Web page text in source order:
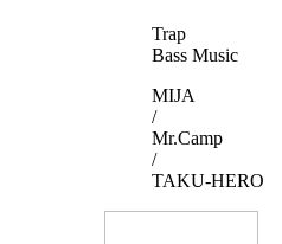
Trap
Bass Music
MIJA
/
Mr.Camp
/
TAKU-HERO